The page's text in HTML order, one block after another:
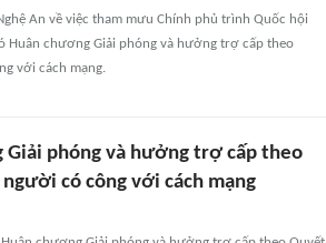
An về việc tham mưu Chính phủ trình Quốc hội
Huân chương Giải phóng và hưởng trợ cấp theo
với cách mạng.
phóng và hưởng trợ cấp theo
có công với cách mạng